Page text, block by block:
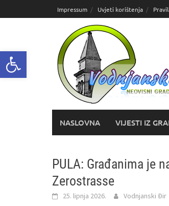
Open toolbar
do
Impressum Uvjeti korištenja
NASLOVNA VIJESTI IZ
PULA: Građanima je
Zerostrasse
25. lipnja 2026. Vodnjanski Đir